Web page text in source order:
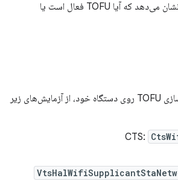
: نشان می‌دهد که آیا TOFU فعال است یا
برای اعتبارسنجی پیاده‌سازی TOFU روی دستگاه خود، از آزمایش‌های زیر
CTS: